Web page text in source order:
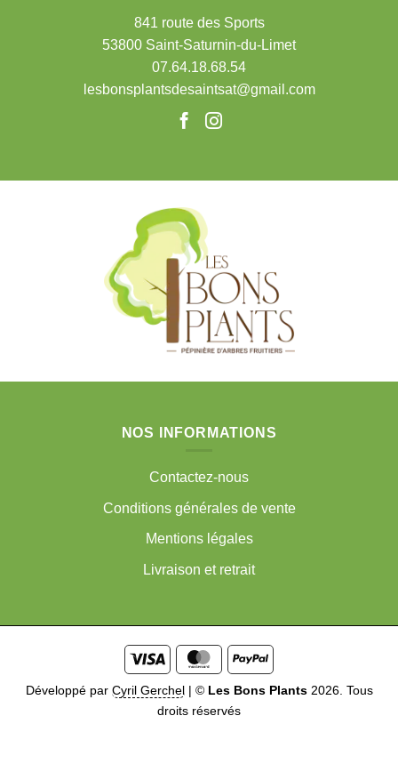
841 route des Sports
53800 Saint-Saturnin-du-Limet
07.64.18.68.54
lesbonsplantsdesaintsat@gmail.com
NOS INFORMATIONS
Contactez-nous
Conditions générales de vente
Mentions légales
Livraison et retrait
Visa MasterCardPayPal
Développé par Cyril Gerchel | © Les Bons Plants2026. Tous
droits réservés